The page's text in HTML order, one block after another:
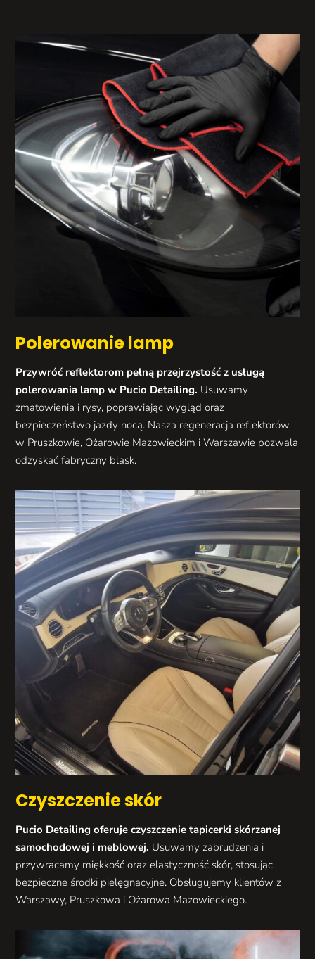
Polerowanie lamp
Przywróć reflektorom pełną przejrzystość z usługą
polerowania lamp w Pucio Detailing. Usuwamy
zmatowienia i rysy, poprawiając wygląd oraz
bezpieczeństwo jazdy nocą. Nasza regeneracja reflektorów
w Pruszkowie, Ożarowie Mazowieckim i Warszawie pozwala
odzyskać fabryczny blask.
Czyszczenie skór
Pucio Detailing oferuje czyszczenie tapicerki skórzanej
samochodowej i meblowej. Usuwamy zabrudzenia i
przywracamy miękkość oraz elastyczność skór, stosując
bezpieczne środki pielęgnacyjne. Obsługujemy klientów z
Warszawy, Pruszkowa i Ożarowa Mazowieckiego.